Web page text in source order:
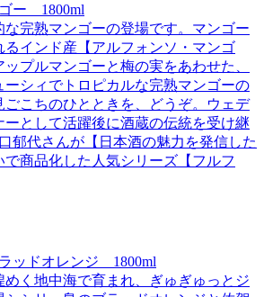
ー 1800ml
な完熟マンゴーの登場です。マンゴー
るインド産【アルフォンソ・マンゴ
プルマンゴーと梅の実をあわせた、
ーシィでトロピカルな完熟マンゴーの
ごこちのひとときを、どうぞ。ウェデ
ーとして活躍後に酒蔵の伝統を受け継
郁代さんが【日本酒の魅力を発信した
で商品化した人気シリーズ【フルフ
ッドオレンジ 1800ml
めく地中海で育まれ、ぎゅぎゅっとジ